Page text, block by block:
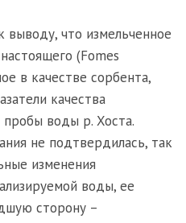
что измельченное
(Fomes
в качестве сорбента,
качества
воды р. Хоста.
не подтвердилась, так
изменения
воды, ее
сторону –